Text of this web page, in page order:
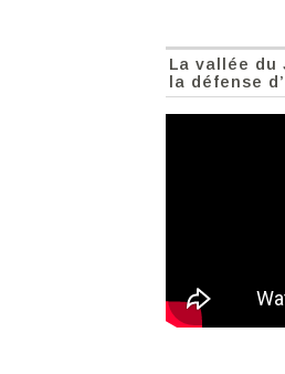
La vallée du
la défense